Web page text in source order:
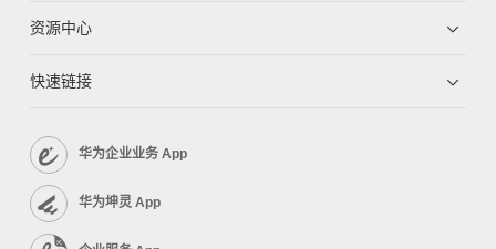
资源中心
快速链接
华为企业业务 App
华为坤灵 App